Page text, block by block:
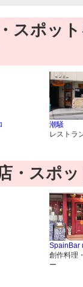
スポッ
潮騒
レストラ
・スポッ
SpainBar
創作料理
ー